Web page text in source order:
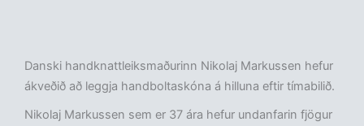
Danski handknattleiksmaðurinn Nikolaj Markussen hefur
ákveðið að leggja handboltaskóna á hilluna eftir tímabilið.
Nikolaj Markussen sem er 37 ára hefur undanfarin fjögur